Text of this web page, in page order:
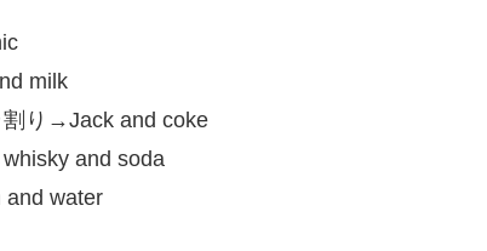
milk
割り→Jack and coke
and soda
and water